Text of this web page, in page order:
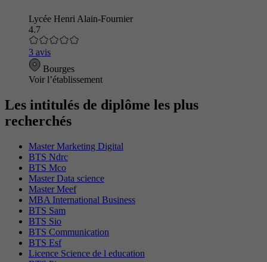
Lycée Henri Alain-Fournier
4.7
3 avis
Bourges
Voir l’établissement
Les intitulés de diplôme les plus
recherchés
Master Marketing Digital
BTS Ndrc
BTS Mco
Master Data science
Master Meef
MBA International Business
BTS Sam
BTS Sio
BTS Communication
BTS Esf
Licence Science de l education